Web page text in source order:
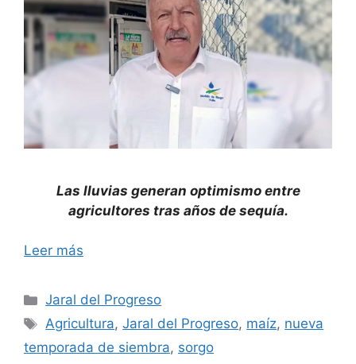
Las lluvias generan optimismo entre
agricultores tras años de sequía.
Leer más
Categorías
Jaral del Progreso
Etiquetas
Agricultura,Jaral del Progreso, maíz, nueva
temporada de siembra, sorgo